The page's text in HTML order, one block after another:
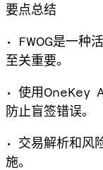
要点总结
• FWOG是一种
至关重要。
• 使用OneKey
防止盲签错误。
• 交易解析和风
施。